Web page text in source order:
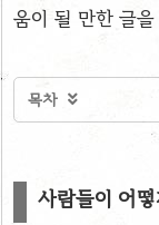
움이 될 만한 글
목차 
사람들이 어